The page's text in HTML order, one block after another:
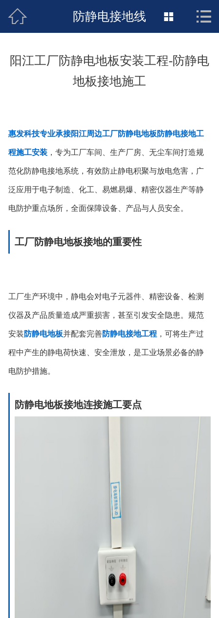
 接地工程首页
新闻动态
工程施工
联络惠发
 防静电接地线  
阳江工厂防静电地板安装工程-防静电
地板接地施工
惠发科技专业承接阳江周边工厂防静电地板防静电接地工
程施工安装，专为工厂车间、生产厂房、无尘车间打造规
范化防静电接地系统，有效防止静电积聚与放电危害，广
泛应用于电子制造、化工、易燃易爆、精密仪器生产等静
电防护重点场所，全面保障设备、产品与人员安全。
工厂防静电地板接地的重要性
工厂生产环境中，静电会对电子元器件、精密设备、检测
仪器及产品质量造成严重损害，甚至引发安全隐患。规范
安装 防静电地板并配套完善防静电接地工程，可将生产过
程中产生的静电荷快速、安全泄放，是工业场景必备的静
电防护措施。
防静电地板接地连接施工要点